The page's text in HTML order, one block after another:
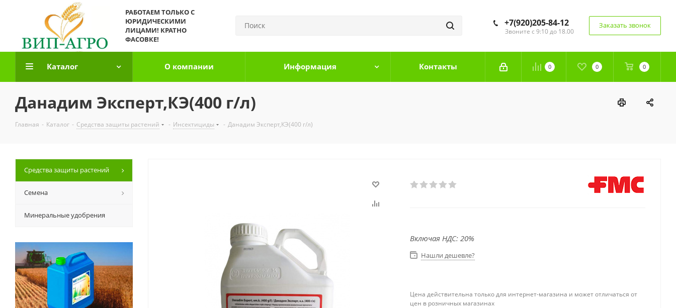
РАБОТАЕМ ТОЛЬКО С
ЮРИДИЧЕСКИМИ
ЛИЦАМИ! КРАТНО
ФАСОВКЕ!
+7(920)205-84-12
Звоните с 9:10 до 18.00
Заказать звонок
0 0 0
Каталог О компании Информация Контакты
Данадим Эксперт,КЭ(400 г/л)
Главная - Каталог - Средства защиты растений - Инсектициды - Данадим Эксперт,КЭ(400 г/л)
Включая НДС: 20%
Нашли дешевле?
Цена действительна только для интернет-магазина и может отличаться от
цен в розничных магазинах
Средства защиты растений
Семена
Минеральные удобрения